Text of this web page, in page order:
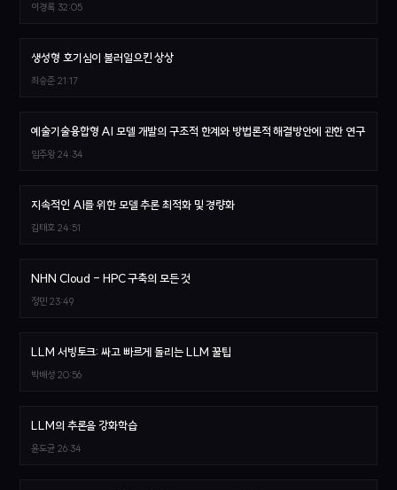
이경록 32:05
생성형 호기심이 불러일으킨 상상
최승준 21:17
예술기술융합형 AI 모델 개발의 구조적 한계와 방법론적 해결방안에 관한 연구
임주왕 24:34
지속적인 AI를 위한 모델 추론 최적화 및 경량화
김태호 24:51
NHN Cloud - HPC 구축의 모든 것
정민 23:49
LLM 서빙토크: 싸고 빠르게 돌리는 LLM 꿀팁
박배성 20:56
LLM의 추론을 강화학습
윤도균 26:34